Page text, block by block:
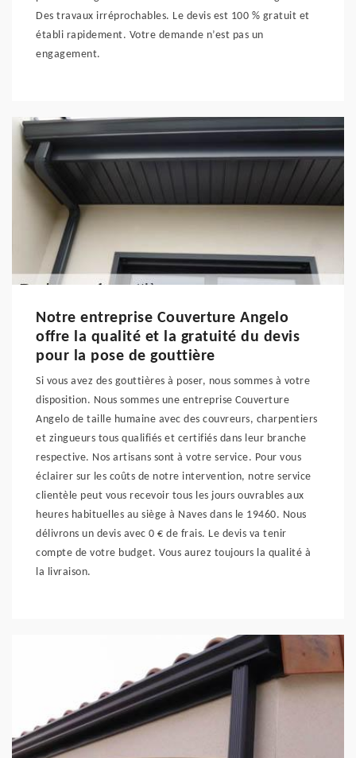
Des travaux irréprochables. Le devis est 100 % gratuit et
établi rapidement. Votre demande n’est pas un
engagement.
Notre entreprise Couverture Angelo
offre la qualité et la gratuité du devis
pour la pose de gouttière
Si vous avez des gouttières à poser, nous sommes à votre
disposition. Nous sommes une entreprise Couverture
Angelo de taille humaine avec des couvreurs, charpentiers
et zingueurs tous qualifiés et certifiés dans leur branche
respective. Nos artisans sont à votre service. Pour vous
éclairer sur les coûts de notre intervention, notre service
clientèle peut vous recevoir tous les jours ouvrables aux
heures habituelles au siège à Naves dans le 19460. Nous
délivrons un devis avec 0 € de frais. Le devis va tenir
compte de votre budget. Vous aurez toujours la qualité à
la livraison.